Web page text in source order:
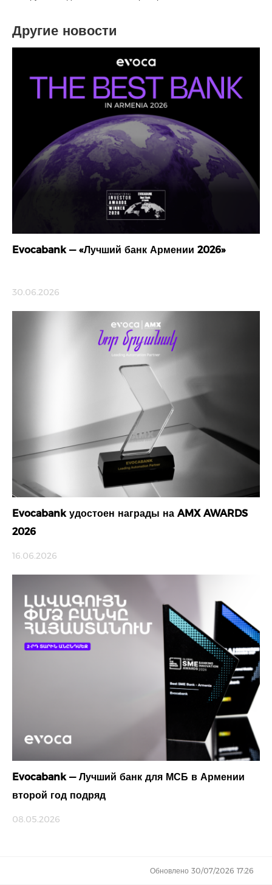
Другие новости
Evocabank — «Лучший банк Армении 2026»
30.06.2026
Evocabank удостоен награды на AMX AWARDS
2026
16.06.2026
Evocabank — Лучший банк для МСБ в Армении
второй год подряд
08.05.2026
Обновлено 30/07/2026 17:26